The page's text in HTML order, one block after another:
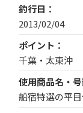
釣行日
2013/02/04
ポイント
千葉・太東沖
使用商品名・
船宿特選の平